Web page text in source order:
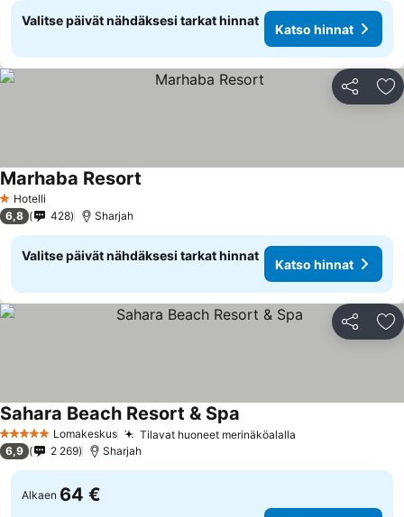
Valitse päivät nähdäksesi tarkat hinnat
Katso hinnat
Jaa
1 Tähtiluokitus
Hotelli
Marhaba Resort
6,8 428 Sharjah
Valitse päivät nähdäksesi tarkat hinnat
Katso hinnat
Jaa
5 TähtiluokitusLomakeskus Tilavat huoneet merinäköalalla
Sahara Beach Resort & Spa
6,9 2 269 Sharjah
Alkaen 64 €